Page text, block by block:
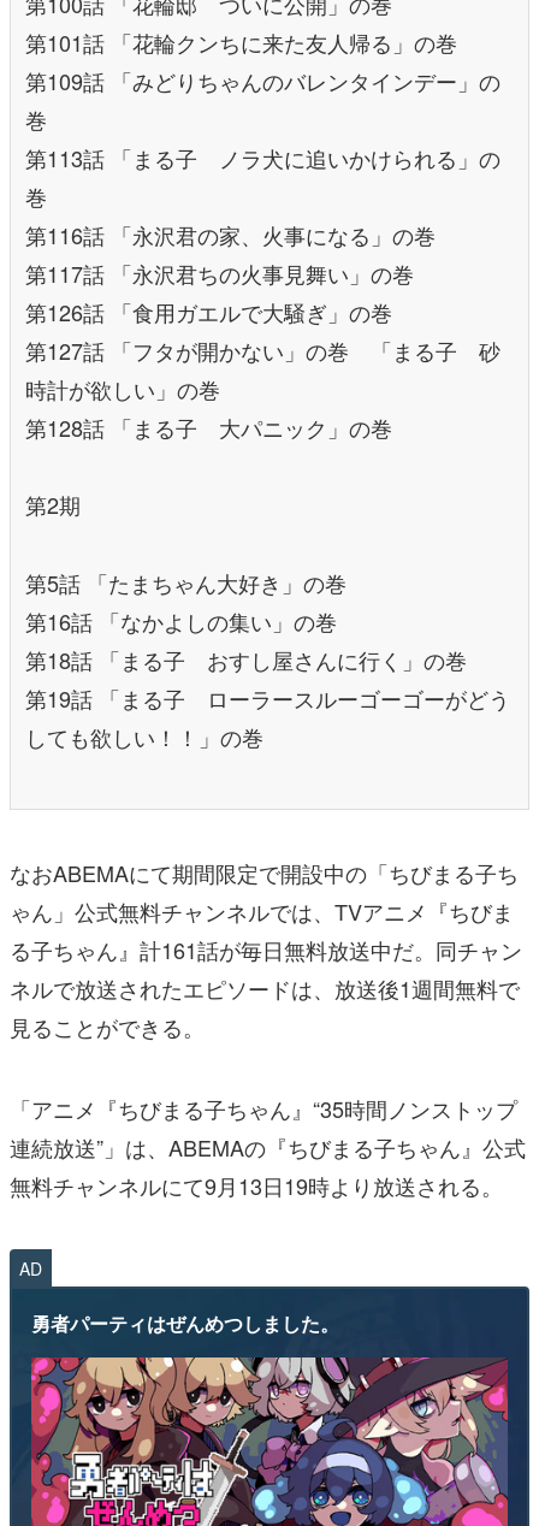
第101話 「花輪クンちに来た友人帰る」の巻
第109話 「みどりちゃんのバレンタインデー」の
巻
第113話 「まる子 ノラ犬に追いかけられる」の
巻
第116話 「永沢君の家、火事になる」の巻
第117話 「永沢君ちの火事見舞い」の巻
第126話 「食用ガエルで大騒ぎ」の巻
第127話 「フタが開かない」の巻 「まる子 砂
時計が欲しい」の巻
第128話 「まる子 大パニック」の巻
第2期
第5話 「たまちゃん大好き」の巻
第16話 「なかよしの集い」の巻
第18話 「まる子 おすし屋さんに行く」の巻
第19話 「まる子 ローラースルーゴーゴーがどう
しても欲しい！！」の巻
なおABEMAにて期間限定で開設中の「ちびまる子ち
ゃん」公式無料チャンネルでは、TVアニメ『ちびま
る子ちゃん』計161話が毎日無料放送中だ。同チャン
ネルで放送されたエピソードは、放送後1週間無料で
見ることができる。
「アニメ『ちびまる子ちゃん』“35時間ノンストップ
連続放送”」は、ABEMAの『ちびまる子ちゃん』公式
無料チャンネルにて9月13日19時より放送される。
AD
勇者パーティはぜんめつしました。